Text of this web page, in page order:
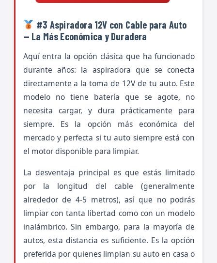
#3 Aspiradora 12V con Cable para Auto
— La Más Económica y Duradera
Aquí entra la opción clásica que ha funcionado
durante años: la aspiradora que se conecta
directamente a la toma de 12V de tu auto. Este
modelo no tiene batería que se agote, no
necesita cargar, y dura prácticamente para
siempre. Es la opción más económica del
mercado y perfecta si tu auto siempre está con
el motor disponible para limpiar.
La desventaja principal es que estás limitado
por la longitud del cable (generalmente
alrededor de 4-5 metros), así que no podrás
limpiar con tanta libertad como con un modelo
inalámbrico. Sin embargo, para la mayoría de
autos, esta distancia es suficiente. Es la opción
preferida por quienes limpian su auto en casa o